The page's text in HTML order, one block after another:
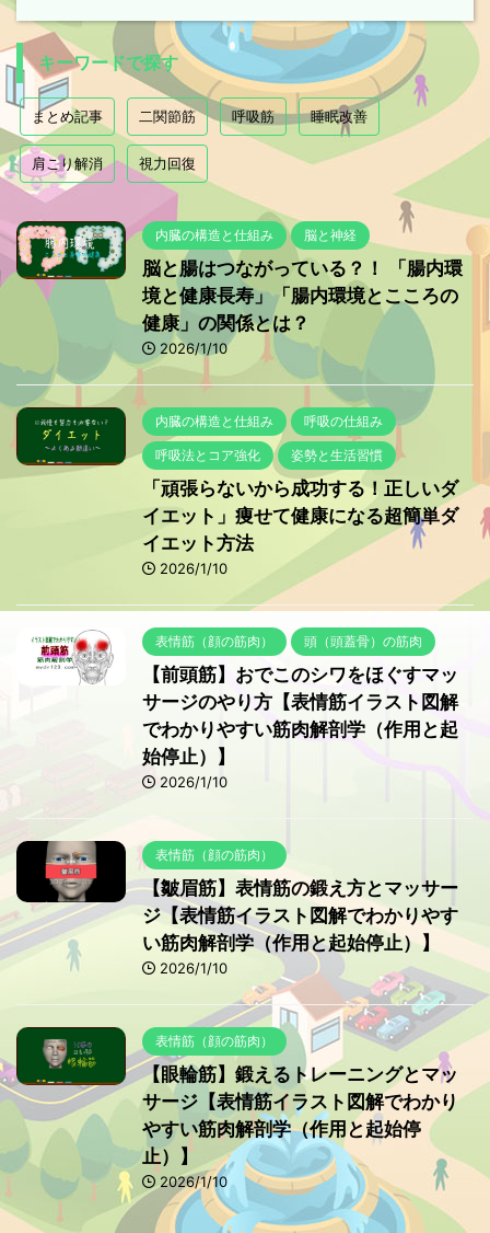
キーワードで探す
まとめ記事 二関節筋 呼吸筋 睡眠改善
肩こり解消 視力回復
内臓の構造と仕組み 脳と神経
脳と腸はつながっている？！ 「腸内環
境と健康長寿」「腸内環境とこころの
健康」の関係とは？
2026/1/10
内臓の構造と仕組み 呼吸の仕組み
呼吸法とコア強化 姿勢と生活習慣
「頑張らないから成功する！正しいダ
イエット」痩せて健康になる超簡単ダ
イエット方法
2026/1/10
表情筋（顔の筋肉） 頭（頭蓋骨）の筋肉
【前頭筋】おでこのシワをほぐすマッ
サージのやり方【表情筋イラスト図解
でわかりやすい筋肉解剖学（作用と起
始停止）】
2026/1/10
表情筋（顔の筋肉）
【皺眉筋】表情筋の鍛え方とマッサー
ジ【表情筋イラスト図解でわかりやす
い筋肉解剖学（作用と起始停止）】
2026/1/10
表情筋（顔の筋肉）
【眼輪筋】鍛えるトレーニングとマッ
サージ【表情筋イラスト図解でわかり
やすい筋肉解剖学（作用と起始停
止）】
2026/1/10